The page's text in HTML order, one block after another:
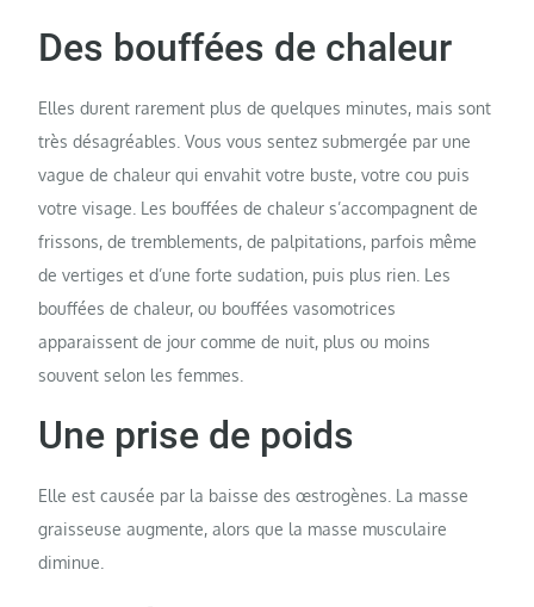
Des bouffées de chaleur
Elles durent rarement plus de quelques minutes, mais sont
très désagréables. Vous vous sentez submergée par une
vague de chaleur qui envahit votre buste, votre cou puis
votre visage. Les bouffées de chaleur s’accompagnent de
frissons, de tremblements, de palpitations, parfois même
de vertiges et d’une forte sudation, puis plus rien. Les
bouffées de chaleur, ou bouffées vasomotrices
apparaissent de jour comme de nuit, plus ou moins
souvent selon les femmes.
Une prise de poids
Elle est causée par la baisse des œstrogènes. La masse
graisseuse augmente, alors que la masse musculaire
diminue.